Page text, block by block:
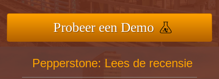
Probeer een Demo
Pepperstone: Lees de recensie